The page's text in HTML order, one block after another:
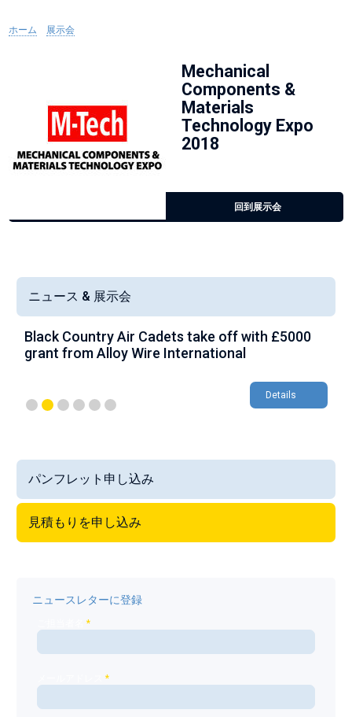
ホーム 展示会
Mechanical
Components &
Materials
Technology Expo
2018
回到展示会
ニュース & 展示会
Black Country Air Cadets take off with £5000
grant from Alloy Wire International
Details
パンフレット申し込み
見積もりを申し込み
ニュースレターに登録
ご担当者名*
メールアドレス*